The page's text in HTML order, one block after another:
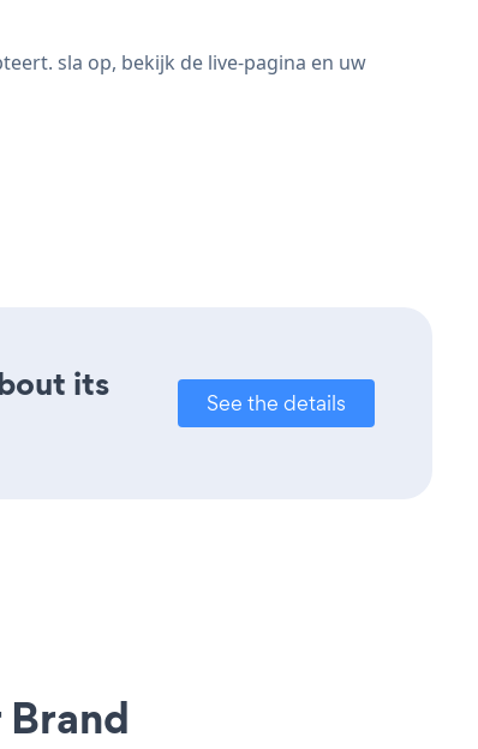
sla op, bekijk de live-pagina en uw
its
See the details